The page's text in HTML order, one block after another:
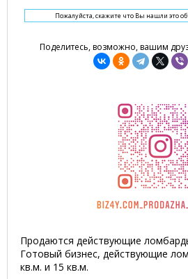
Пожалуйста, скажите что Вы нашли это
Поделитесь, возможно, вашим
Продаются действующие
Готовый бизнес, действующие
кв.м. и 15 кв.м.